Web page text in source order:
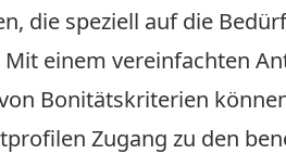
die speziell auf die
einem vereinfachten
Bonitätskriterien
Zugang zu den